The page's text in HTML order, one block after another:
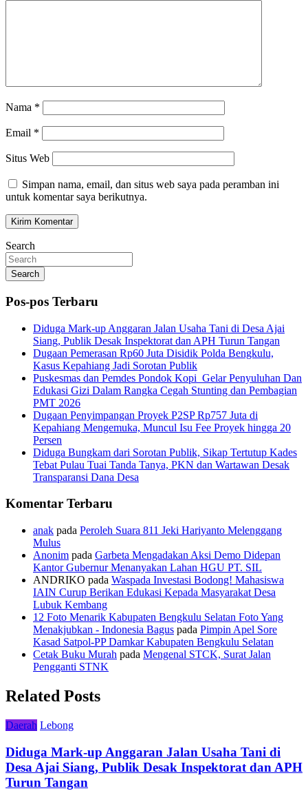
Nama *
Email *
Situs Web
Simpan nama, email, dan situs web saya pada peramban ini
untuk komentar saya berikutnya.
Search
Search
Pos-pos Terbaru
Diduga Mark-up Anggaran Jalan Usaha Tani di Desa Ajai
Siang, Publik Desak Inspektorat dan APH Turun Tangan
Dugaan Pemerasan Rp60 Juta Disidik Polda Bengkulu,
Kasus Kepahiang Jadi Sorotan Publik
Puskesmas dan Pemdes Pondok Kopi Gelar Penyuluhan Dan
Edukasi Gizi Dalam Rangka Cegah Stunting dan Pembagian
PMT 2026
Dugaan Penyimpangan Proyek P2SP Rp757 Juta di
Kepahiang Mengemuka, Muncul Isu Fee Proyek hingga 20
Persen
Diduga Bungkam dari Sorotan Publik, Sikap Tertutup Kades
Tebat Pulau Tuai Tanda Tanya, PKN dan Wartawan Desak
Transparansi Dana Desa
Komentar Terbaru
anak pada Peroleh Suara 811 Jeki Hariyanto Melenggang
Mulus
Anonim pada Garbeta Mengadakan Aksi Demo Didepan
Kantor Gubernur Menanyakan Lahan HGU PT. SIL
ANDRIKO pada Waspada Investasi Bodong! Mahasiswa
IAIN Curup Berikan Edukasi Kepada Masyarakat Desa
Lubuk Kembang
12 Foto Menarik Kabupaten Bengkulu Selatan Foto Yang
Menakjubkan - Indonesia Bagus pada Pimpin Apel Sore
Kasad Satpol-PP Damkar Kabupaten Bengkulu Selatan
Cetak Buku Murah pada Mengenal STCK, Surat Jalan
Pengganti STNK
Related Posts
Daerah Lebong
Diduga Mark-up Anggaran Jalan Usaha Tani di
Desa Ajai Siang, Publik Desak Inspektorat dan APH
Turun Tangan